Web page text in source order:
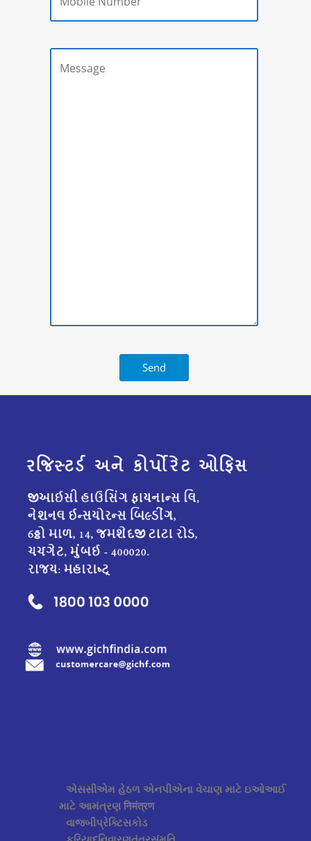
એસસીએમ હેઠળ એનપીએના વેચાણ માટે ઇઓઆઈ
માટે આમંત્રણ निमंत्रण
વાજબીપ્રેક્ટિસકોડ